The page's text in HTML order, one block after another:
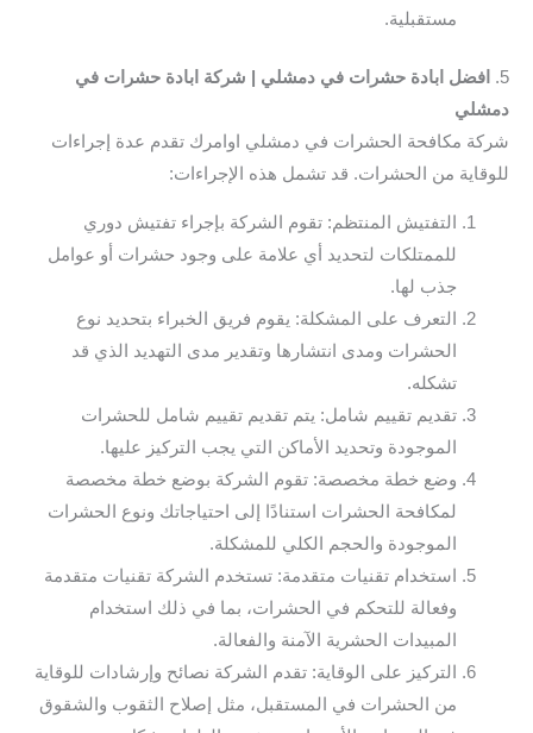
مستقبلية.
5.
افضل ابادة حشرات في دمشلي | شركة ابادة حشرات في
دمشلي
شركة مكافحة الحشرات في دمشلي اوامرك تقدم عدة إجراءات
للوقاية من الحشرات. قد تشمل هذه الإجراءات:
التفتيش المنتظم: تقوم الشركة بإجراء تفتيش دوري
للممتلكات لتحديد أي علامة على وجود حشرات أو عوامل
جذب لها.
التعرف على المشكلة: يقوم فريق الخبراء بتحديد نوع
الحشرات ومدى انتشارها وتقدير مدى التهديد الذي قد
تشكله.
تقديم تقييم شامل: يتم تقديم تقييم شامل للحشرات
الموجودة وتحديد الأماكن التي يجب التركيز عليها.
وضع خطة مخصصة: تقوم الشركة بوضع خطة مخصصة
لمكافحة الحشرات استنادًا إلى احتياجاتك ونوع الحشرات
الموجودة والحجم الكلي للمشكلة.
استخدام تقنيات متقدمة: تستخدم الشركة تقنيات متقدمة
وفعالة للتحكم في الحشرات، بما في ذلك استخدام
المبيدات الحشرية الآمنة والفعالة.
التركيز على الوقاية: تقدم الشركة نصائح وإرشادات للوقاية
من الحشرات في المستقبل، مثل إصلاح الثقوب والشقوق